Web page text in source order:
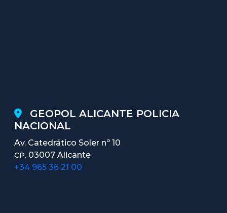
GEOPOL ALICANTE POLICIA
NACIONAL
Av. Catedrático Soler nº 10
CP. 03007 Alicante
+34 965 36 21 00